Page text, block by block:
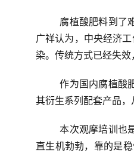
腐植酸肥料到了
广祥认为，中央经济
染。传统方式已经失
作为国内腐植酸
其衍生系列配套产品
本次观摩培训也
直生机勃勃，靠的是